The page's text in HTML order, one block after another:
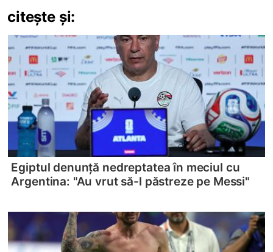
citește și:
Egiptul denunță nedreptatea în meciul cu
Argentina: "Au vrut să-l păstreze pe Messi"